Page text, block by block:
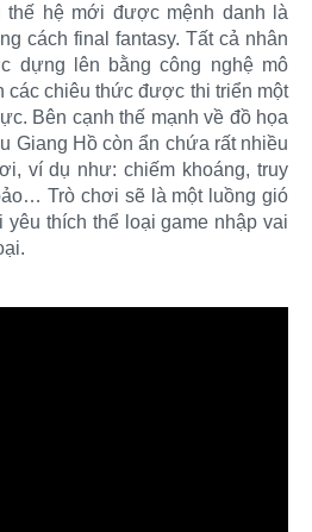
thế hệ mới được mệnh danh là
cách final fantasy. Tất cả nhân
dựng lên bằng công nghệ mô
các chiêu thức được thi triển một
Bên cạnh thế mạnh về đồ họa
Giang Hồ còn ẩn chứa rất nhiều
ví dụ như: chiếm khoáng, truy
Trò chơi sẽ là một luồng gió
thích thể loại game nhập vai